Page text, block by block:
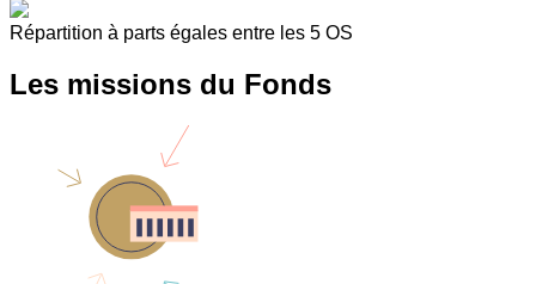
Répartition à parts égales entre les 5 OS
Les missions du Fonds